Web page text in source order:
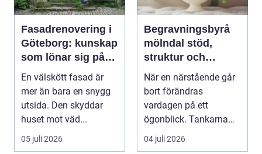
Fasadrenovering i
Göteborg: kunskap
som lönar sig på
lång sikt
En välskött fasad är
mer än bara en snygg
utsida. Den skyddar
huset mot väd...
05 juli 2026
Begravningsbyrå
mölndal stöd,
struktur och
omsorg när livet
förändras
När en närstående går
bort förändras
vardagen på ett
ögonblick. Tankarna
snurrar, känslorna
pendlar ...
04 juli 2026